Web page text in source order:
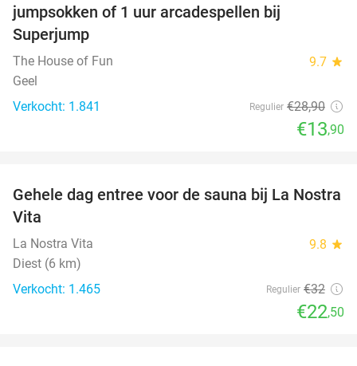
jumpsokken of 1 uur arcadespellen bij
Superjump
The House of Fun 9.7 star
Geel
Verkocht: 1.841
Regulier €28,90
€13,90
30%
Gehele dag entree voor de sauna bij La Nostra
Vita
La Nostra Vita 9.8 star
Diest (6 km)
Verkocht: 1.465
Regulier €32
€22,50